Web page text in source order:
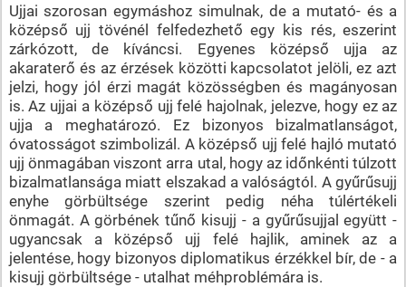
Ujjai szorosan egymáshoz simulnak, de a mutató- és a
középső ujj tövénél felfedezhető egy kis rés, eszerint
zárkózott, de kíváncsi. Egyenes középső ujja az
akaraterő és az érzések közötti kapcsolatot jelöli, ez azt
jelzi, hogy jól érzi magát közösségben és magányosan
is. Az ujjai a középső ujj felé hajolnak, jelezve, hogy ez az
ujja a meghatározó. Ez bizonyos bizalmatlanságot,
óvatosságot szimbolizál. A középső ujj felé hajló mutató
ujj önmagában viszont arra utal, hogy az időnkénti túlzott
bizalmatlansága miatt elszakad a valóságtól. A gyűrűsujj
enyhe görbültsége szerint pedig néha túlértékeli
önmagát. A görbének tűnő kisujj - a gyűrűsujjal együtt -
ugyancsak a középső ujj felé hajlik, aminek az a
jelentése, hogy bizonyos diplomatikus érzékkel bír, de - a
kisujj görbültsége - utalhat méhproblémára is.